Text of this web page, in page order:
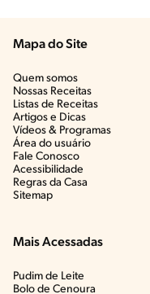
Mapa do Site
Quem somos
Nossas Receitas
Listas de Receitas​
Artigos e Dicas​
Vídeos & Programas​
Área do usuário
Fale Conosco
Acessibilidade
Regras da Casa
Sitemap
Mais Acessadas
Pudim de Leite
Bolo de Cenoura